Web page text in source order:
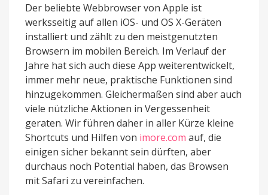
Der beliebte Webbrowser von Apple ist
werksseitig auf allen iOS- und OS X-Geräten
installiert und zählt zu den meistgenutzten
Browsern im mobilen Bereich. Im Verlauf der
Jahre hat sich auch diese App weiterentwickelt,
immer mehr neue, praktische Funktionen sind
hinzugekommen. Gleichermaßen sind aber auch
viele nützliche Aktionen in Vergessenheit
geraten. Wir führen daher in aller Kürze kleine
Shortcuts und Hilfen von imore.com auf, die
einigen sicher bekannt sein dürften, aber
durchaus noch Potential haben, das Browsen
mit Safari zu vereinfachen.